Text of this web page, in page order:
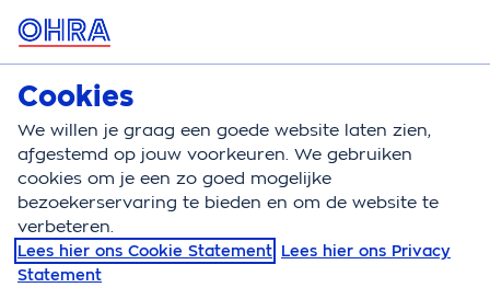
MENU
Autoverzekering
Autoverzekering Automerk Opel
De autoverzekering
voor jouw Opel
Cookies
We willen je graag een goede website laten zien,
afgestemd op jouw voorkeuren. We gebruiken
cookies om je een zo goed mogelijke
bezoekerservaring te bieden en om de website te
verbeteren.
Lees hier ons Cookie Statement Lees hier ons Privacy
Statement